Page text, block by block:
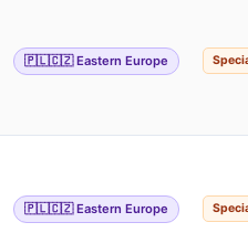
🇵🇱🇨🇿 Eastern Europe
🇵🇱🇨🇿 Eastern Europe